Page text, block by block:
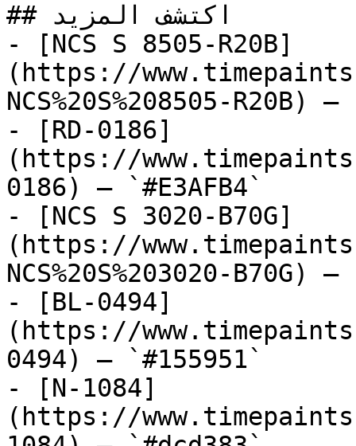
## اكتشف المزيد
- [NCS S 8505-R20B]
(https://
NCS%20S%208505-R20B)
- [RD-0186]
(https://
0186) — `#E3AFB4`
- [NCS S 3020-B70G]
(https://
NCS%20S%203020-B70G)
- [BL-0494]
(https://
0494) — `#155951`
- [N-1084]
(https://